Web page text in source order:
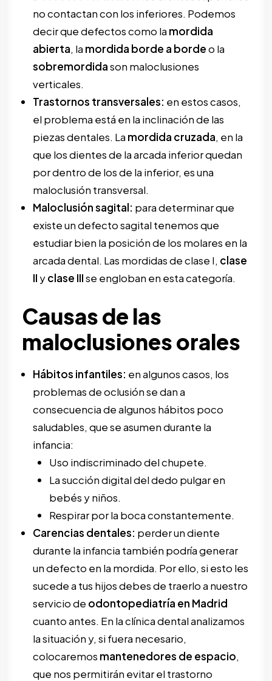
no contactan con los inferiores. Podemos
decir que defectos como la mordida
abierta, la mordida borde a bordeo la
sobremordidason maloclusiones
verticales.
Trastornos transversales: en estos casos,
el problema está en la inclinación de las
piezas dentales. La mordida cruzada, en la
que los dientes de la arcada inferior quedan
por dentro de los de la inferior, es una
maloclusión transversal.
Maloclusión sagital: para determinar que
existe un defecto sagital tenemos que
estudiar bien la posición de los molares en la
arcada dental. Las mordidas de clase I, clase
II yclase IIIse engloban en esta categoría.
Causas de las
maloclusiones orales
Hábitos infantiles: en algunos casos, los
problemas de oclusión se dan a
consecuencia de algunos hábitos poco
saludables, que se asumen durante la
infancia:
Uso indiscriminado del chupete.
La succión digital del dedo pulgar en
bebés y niños.
Respirar por la boca constantemente.
Carencias dentales: perder un diente
durante la infancia también podría generar
un defecto en la mordida. Por ello, si esto les
sucede a tus hijos debes de traerlo a nuestro
servicio de odontopediatría en Madrid
cuanto antes. En la clínica dental analizamos
la situación y, si fuera necesario,
colocaremos mantenedores de espacio,
que nos permitirán evitar el trastorno